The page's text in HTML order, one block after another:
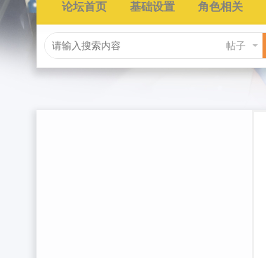
论坛首页 基础设置 角色相关
帖子